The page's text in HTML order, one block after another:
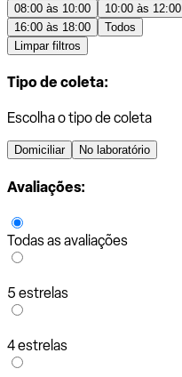
08:00 às 10:00 10:00 às 12:00
16:00 às 18:00
Todos
Limpar filtros
Tipo de coleta:
Escolha o tipo de coleta
Domiciliar No laboratório
Avaliações:
Todas as avaliações
5 estrelas
4 estrelas